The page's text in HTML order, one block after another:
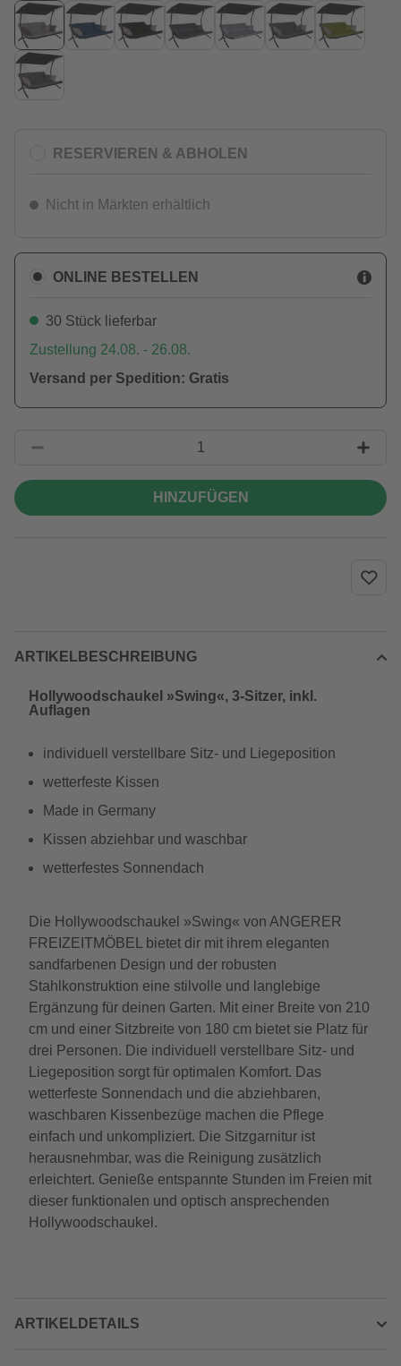
RESERVIEREN & ABHOLEN
Nicht in Märkten erhältlich
ONLINE BESTELLEN
30 Stück lieferbar
Zustellung 24.08. - 26.08.
Versand per Spedition: Gratis
HINZUFÜGEN
ARTIKELBESCHREIBUNG
Hollywoodschaukel »Swing«, 3-Sitzer, inkl.
Auflagen
individuell verstellbare Sitz- und Liegeposition
wetterfeste Kissen
Made in Germany
Kissen abziehbar und waschbar
wetterfestes Sonnendach
Die Hollywoodschaukel »Swing« von ANGERER
FREIZEITMÖBEL bietet dir mit ihrem eleganten
sandfarbenen Design und der robusten
Stahlkonstruktion eine stilvolle und langlebige
Ergänzung für deinen Garten. Mit einer Breite von 210
cm und einer Sitzbreite von 180 cm bietet sie Platz für
drei Personen. Die individuell verstellbare Sitz- und
Liegeposition sorgt für optimalen Komfort. Das
wetterfeste Sonnendach und die abziehbaren,
waschbaren Kissenbezüge machen die Pflege
einfach und unkompliziert. Die Sitzgarnitur ist
herausnehmbar, was die Reinigung zusätzlich
erleichtert. Genieße entspannte Stunden im Freien mit
dieser funktionalen und optisch ansprechenden
Hollywoodschaukel.
ARTIKELDETAILS